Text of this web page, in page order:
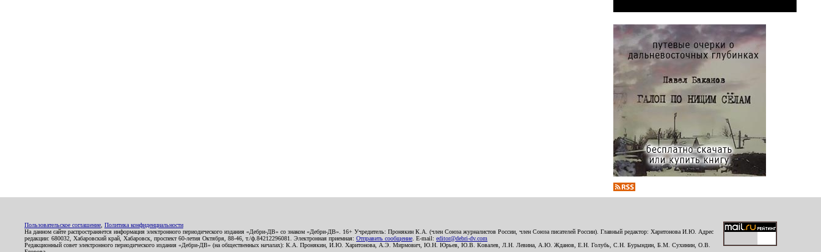
Пользовательское соглашение Политика конфиденциальности
На данном сайте распространяется информация электронного периодического издания «Дебри-ДВ» со знаком «Дебри-ДВ». 16+ Учредитель: Пронякин К.А. (член Союза журналистов России, член Союза писателей России). Главный редактор: Харитонова И.Ю. Адрес
редакции: 680032, Хабаровский край, Хабаровск, проспект 60-летия Октября, 88-46, т./ф.84212296081. Электронная приемная: Отправить сообщение . E-mail: editor@debri-dv.com
Редакционный совет электронного периодического издания «Дебри-ДВ» (на общественных началах): К.А. Пронякин, И.Ю. Харитонова, А.Э. Мирмович, Ю.Н. Юрьев, Ю.В. Ковалев, Л.Н. Левина, А.Ю. Жданов, Е.Н. Голубь, С.Н. Бурындин, Б.М. Сухинин, О.В.